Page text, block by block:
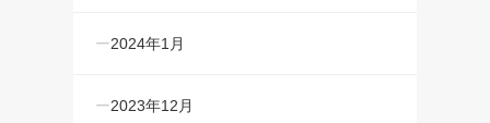
2024年1月
2023年12月